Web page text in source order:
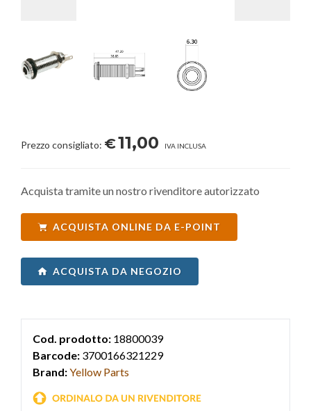
Prezzo consigliato: €11,00 IVA INCLUSA
Acquista tramite un nostro rivenditore autorizzato
ACQUISTA ONLINE DA E-POINT
ACQUISTA DA NEGOZIO
Cod. prodotto: 18800039
Barcode: 3700166321229
Brand:Yellow Parts